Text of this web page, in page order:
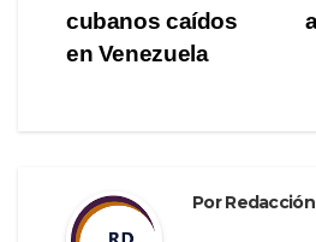
o
k
entradas
cubanos caídos
en Venezuela
Por